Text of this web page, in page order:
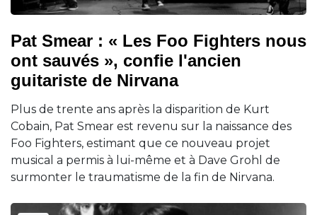
Pat Smear : « Les Foo Fighters nous
ont sauvés », confie l'ancien
guitariste de Nirvana
Plus de trente ans après la disparition de Kurt
Cobain, Pat Smear est revenu sur la naissance des
Foo Fighters, estimant que ce nouveau projet
musical a permis à lui-même et à Dave Grohl de
surmonter le traumatisme de la fin de Nirvana.